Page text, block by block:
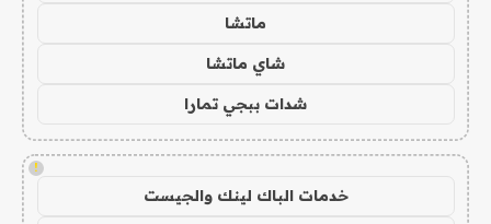
ماتشا
شاي ماتشا
شدات ببجي تمارا
!
خدمات الباك لينك والجيست